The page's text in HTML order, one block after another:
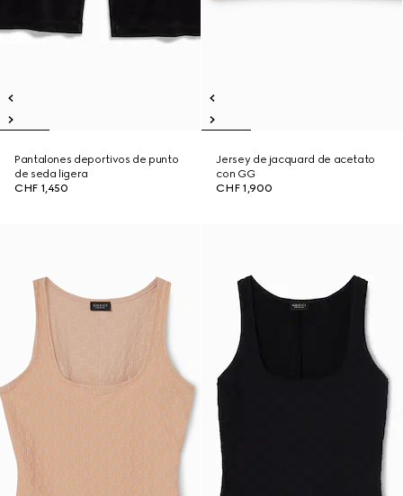
Pantalones deportivos de punto
de seda ligera
CHF 1,450
Jersey de jacquard de acetato
con GG
CHF 1,900